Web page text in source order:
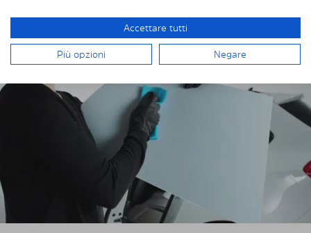
INSTALLAZIONE DI SOLARPLEXIUS
Accettare tutti
Più opzioni Negare